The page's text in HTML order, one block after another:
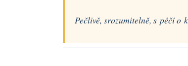
Pečlivě, srozumitelně, s péčí o